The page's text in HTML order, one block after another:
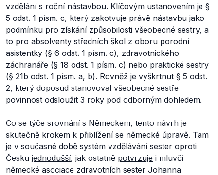
vzdělání s roční nástavbou. Klíčovým ustanovením je §
5 odst. 1 písm. c, který zakotvuje právě nástavbu jako
podmínku pro získání způsobilosti všeobecné sestry, a
to pro absolventy středních škol z oboru porodní
asistentky (§ 6 odst. 1 písm. c), zdravotnického
záchranáře (§ 18 odst. 1 písm. c) nebo praktické sestry
(§ 21b odst. 1 písm. a, b). Rovněž je vyškrtnut § 5 odst.
2, který doposud stanovoval všeobecné sestře
povinnost odsloužit 3 roky pod odborným dohledem.
Co se týče srovnání s Německem, tento návrh je
skutečně krokem k přiblížení se německé úpravě. Tam
je v současné době systém vzdělávání sester oproti
Česku jednodušší, jak ostatně potvrzuje i mluvčí
německé asociace zdravotních sester Johanna